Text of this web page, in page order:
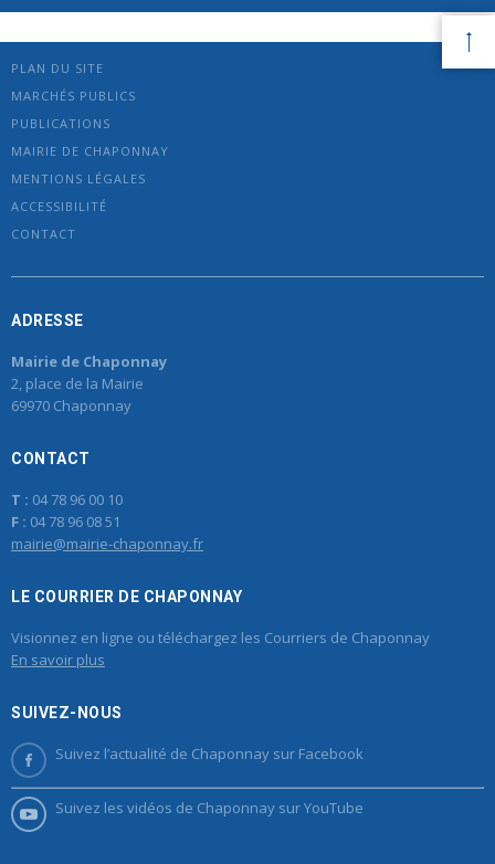
PLAN DU SITE
MARCHÉS PUBLICS
PUBLICATIONS
MAIRIE DE CHAPONNAY
MENTIONS LÉGALES
ACCESSIBILITÉ
CONTACT
ADRESSE
Mairie de Chaponnay
2, place de la Mairie
69970 Chaponnay
CONTACT
T : 04 78 96 00 10
F : 04 78 96 08 51
mairie@mairie-chaponnay.fr
LE COURRIER DE CHAPONNAY
Visionnez en ligne ou téléchargez les Courriers de Chaponnay
En savoir plus
SUIVEZ-NOUS
Suivez l’actualité de Chaponnay sur Facebook
Suivez les vidéos de Chaponnay sur YouTube